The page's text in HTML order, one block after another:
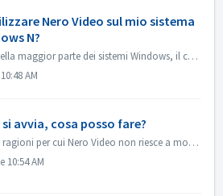
Nero Video sul mio sistema
N?
Ci sono versioni N della maggior parte dei sistemi Windows, il che significa che il sistema non contiene Windows Media Player. Su questi sistemi Windows N,...
AM
avvia, cosa posso fare?
Ci sarebbero diverse ragioni per cui Nero Video non riesce a mostrare la finestra dell'applicazione. Se Nero Video non si avvia, MediaHome non si avvia ...
10:54 AM